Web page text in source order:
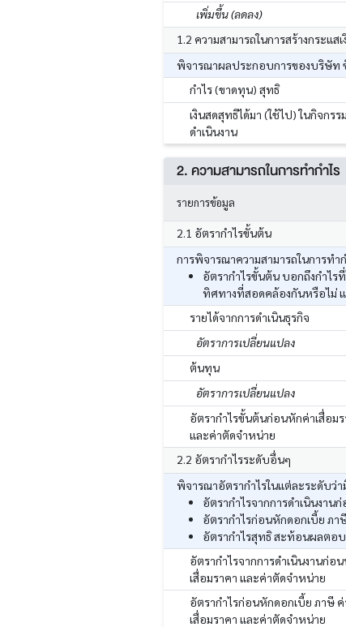
เพิ่มขึ้น (ลดลง)
1.2 ความสามารถในการสร้างกระแส
พิจารณาผลประกอบการของบริษัท ซึ่
กำไร (ขาดทุน) สุทธิ
เงินสดสุทธิได้มา (ใช้ไป) ในกิจกรรม
ดำเนินงาน
2. ความสามารถในการทำกำไร
รายการข้อมูล
2.1 อัตรากำไรขั้นต้น
การพิจารณาความสามารถในการทำ
อัตรากำไรขั้นต้น บอกถึงกำไ
ทิศทางที่สอดคล้องกันหรือไม่
รายได้จากการดำเนินธุรกิจ
อัตราการเปลี่ยนแปลง
ต้นทุน
อัตราการเปลี่ยนแปลง
อัตรากำไรขั้นต้นก่อนหักค่าเสื่อมร
และค่าตัดจำหน่าย
2.2 อัตรากำไรระดับอื่นๆ
พิจารณาอัตรากำไรในแต่ละระดับว่
อัตรากำไรจากการดำเนินงา
อัตรากำไรก่อนหักดอกเบี้ย ภ
อัตรากำไรสุทธิ สะท้อนผลตอ
อัตรากำไรจากการดำเนินงานก่อ
เสื่อมราคา และค่าตัดจำหน่าย
อัตรากำไรก่อนหักดอกเบี้ย ภาษี ค่
เสื่อมราคา และค่าตัดจำหน่าย